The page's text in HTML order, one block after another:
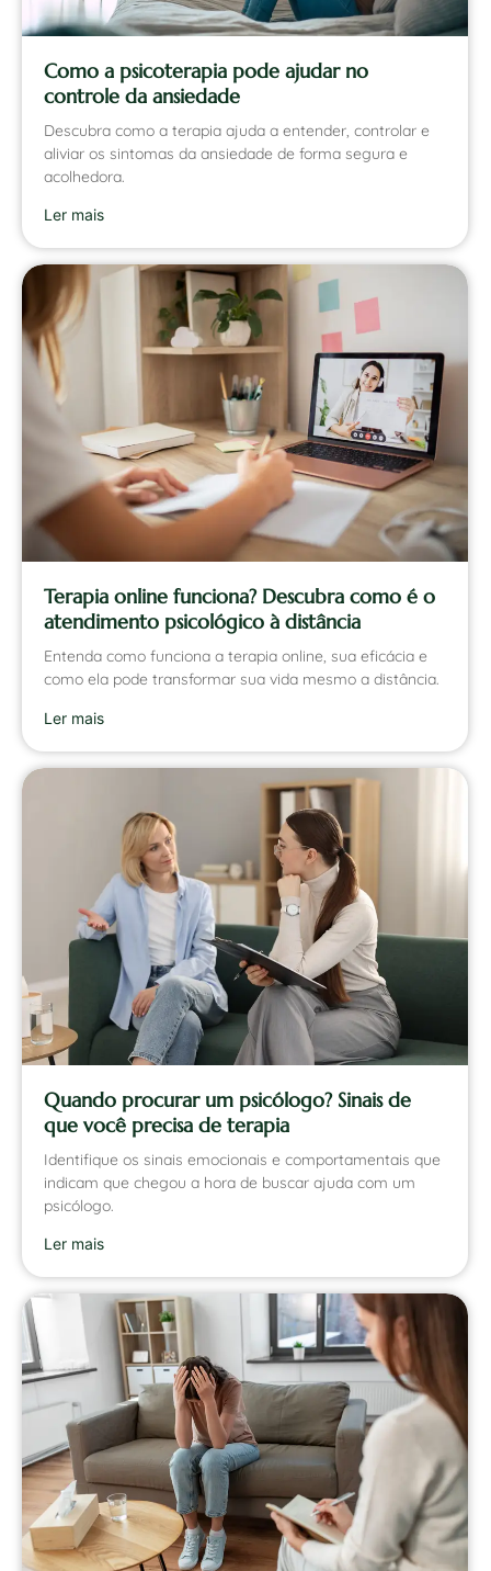
Como a psicoterapia pode ajudar no
controle da ansiedade
Descubra como a terapia ajuda a entender, controlar e
aliviar os sintomas da ansiedade de forma segura e
acolhedora.
Ler mais
Terapia online funciona? Descubra como é o
atendimento psicológico à distância
Entenda como funciona a terapia online, sua eficácia e
como ela pode transformar sua vida mesmo a distância.
Ler mais
Quando procurar um psicólogo? Sinais de
que você precisa de terapia
Identifique os sinais emocionais e comportamentais que
indicam que chegou a hora de buscar ajuda com um
psicólogo.
Ler mais